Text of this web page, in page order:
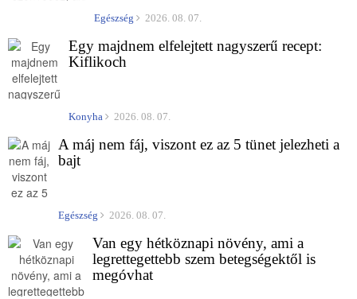
Egészség 2026. 08. 07.
Egy majdnem elfelejtett nagyszerű recept:
Kiflikoch
Konyha 2026. 08. 07.
A máj nem fáj, viszont ez az 5 tünet jelezheti a
bajt
Egészség 2026. 08. 07.
Van egy hétköznapi növény, ami a
legrettegettebb szem betegségektől is
megóvhat